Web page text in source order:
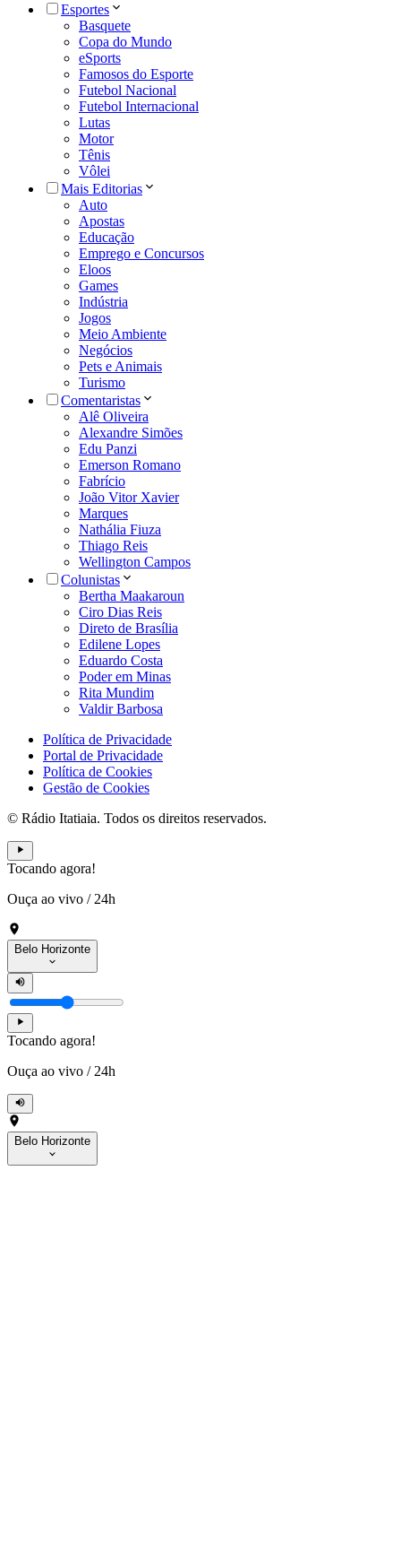
Esportes
Basquete
Copa do Mundo
eSports
Famosos do Esporte
Futebol Nacional
Futebol Internacional
Lutas
Motor
Tênis
Vôlei
Mais Editorias
Auto
Apostas
Educação
Emprego e Concursos
Eloos
Games
Indústria
Jogos
Meio Ambiente
Negócios
Pets e Animais
Turismo
Comentaristas
Alê Oliveira
Alexandre Simões
Edu Panzi
Emerson Romano
Fabrício
João Vitor Xavier
Marques
Nathália Fiuza
Thiago Reis
Wellington Campos
Colunistas
Bertha Maakaroun
Ciro Dias Reis
Direto de Brasília
Edilene Lopes
Eduardo Costa
Poder em Minas
Rita Mundim
Valdir Barbosa
Política de Privacidade
Portal de Privacidade
Política de Cookies
Gestão de Cookies
© Rádio Itatiaia. Todos os direitos reservados.
Tocando agora!
Ouça ao vivo / 24h
Belo Horizonte
Tocando agora!
Ouça ao vivo / 24h
Belo Horizonte